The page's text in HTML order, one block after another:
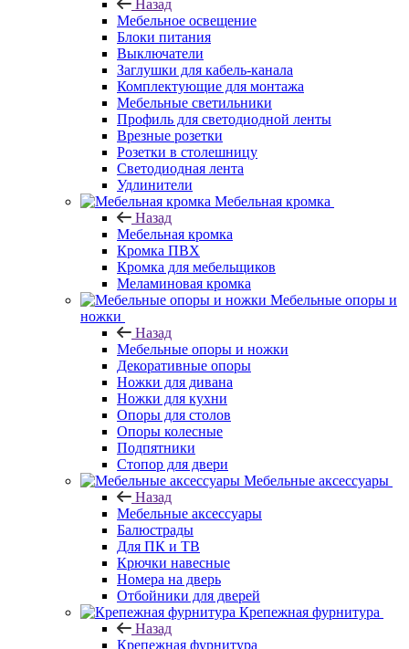
Назад
Мебельное освещение
Блоки питания
Выключатели
Заглушки для кабель-канала
Комплектующие для монтажа
Мебельные светильники
Профиль для светодиодной ленты
Врезные розетки
Розетки в столешницу
Светодиодная лента
Удлинители
Мебельная кромка
Назад
Мебельная кромка
Кромка ПВХ
Кромка для мебельщиков
Меламиновая кромка
Мебельные опоры и
ножки
Назад
Мебельные опоры и ножки
Декоративные опоры
Ножки для дивана
Ножки для кухни
Опоры для столов
Опоры колесные
Подпятники
Стопор для двери
Мебельные аксессуары
Назад
Мебельные аксессуары
Балюстрады
Для ПК и ТВ
Крючки навесные
Номера на дверь
Отбойники для дверей
Крепежная фурнитура
Назад
Крепежная фурнитура